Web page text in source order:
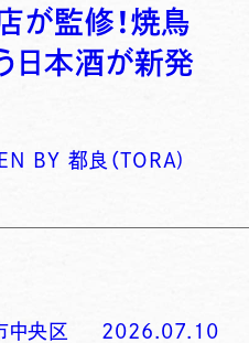
が監修！焼鳥
日本酒が新発
BY 都良（TORA)
中央区 2026.07.10